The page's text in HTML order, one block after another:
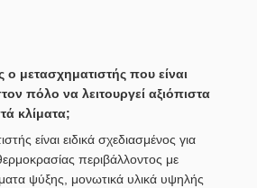
μετασχηματιστής που είναι
πόλο να λειτουργεί αξιόπιστα
κλίματα;
είναι ειδικά σχεδιασμένος για
περιβάλλοντος με
ψύξης, μονωτικά υλικά υψηλής